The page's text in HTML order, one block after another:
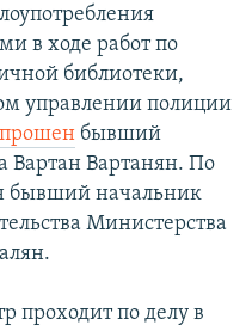
в ходе работ по
библиотеки,
управлении полиции
бывший
Вартан Вартанян. По
бывший начальник
Министерства
проходит по делу в